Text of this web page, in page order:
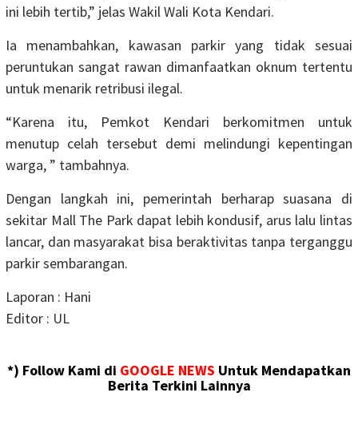
ini lebih tertib,” jelas Wakil Wali Kota Kendari.
Ia menambahkan, kawasan parkir yang tidak sesuai
peruntukan sangat rawan dimanfaatkan oknum tertentu
untuk menarik retribusi ilegal.
“Karena itu, Pemkot Kendari berkomitmen untuk
menutup celah tersebut demi melindungi kepentingan
warga, ” tambahnya.
Dengan langkah ini, pemerintah berharap suasana di
sekitar Mall The Park dapat lebih kondusif, arus lalu lintas
lancar, dan masyarakat bisa beraktivitas tanpa terganggu
parkir sembarangan.
Laporan : Hani
Editor : UL
*) Follow Kami di GOOGLE NEWS Untuk Mendapatkan
Berita Terkini Lainnya